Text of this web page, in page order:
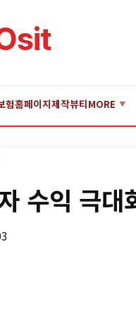
험홈페이지제작뷰티MORE ▼
수익 극대